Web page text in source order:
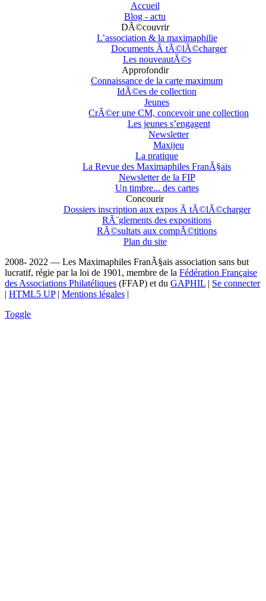
Accueil
Blog - actu
DÃ©couvrir
L’association & la maximaphilie
Documents Ã tÃ©lÃ©charger
Les nouveautÃ©s
Approfondir
Connaissance de la carte maximum
IdÃ©es de collection
Jeunes
CrÃ©er une CM, concevoir une collection
Les jeunes s’engagent
Newsletter
Maxijeu
La pratique
La Revue des Maximaphiles FranÃ§ais
Newsletter de la FIP
Un timbre... des cartes
Concourir
Dossiers inscription aux expos Ã tÃ©lÃ©charger
RÃ¨glements des expositions
RÃ©sultats aux compÃ©titions
Plan du site
2008- 2022 — Les Maximaphiles FranÃ§ais association sans but
lucratif, régie par la loi de 1901, membre de la Fédération Française
des Associations Philatéliques (FFAP) et du GAPHIL | Se connecter
| HTML5 UP| Mentions légales |
Toggle